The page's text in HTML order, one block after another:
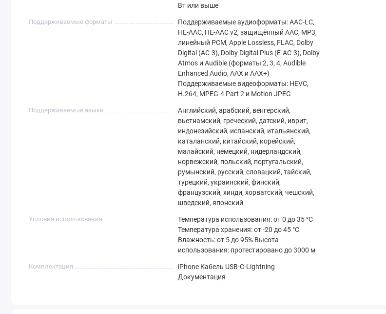
Вт или выше
Поддерживаемые форматы
Поддерживаемые аудиоформаты: AAC‑LC,
HE‑AAC, HE‑AAC v2, защищённый AAC, MP3,
линейный PCM, Apple Lossless, FLAC, Dolby
Digital (AC‑3), Dolby Digital Plus (E‑AC‑3), Dolby
Atmos и Audible (форматы 2, 3, 4, Audible
Enhanced Audio, AAX и AAX+)
Поддерживаемые видеоформаты: HEVC,
H.264, MPEG‑4 Part 2 и Motion JPEG
Поддерживаемые языки
Английский, арабский, венгерский,
вьетнамский, греческий, датский, иврит,
индонезийский, испанский, итальянский,
каталанский, китайский, корейский,
малайский, немецкий, нидерландский,
норвежский, польский, португальский,
румынский, русский, словацкий, тайский,
турецкий, украинский, финский,
французский, хинди, хорватский, чешский,
шведский, японский
Условия использования
Температура использования: от 0 до 35 °C
Температура хранения: от -20 до 45 °C
Влажность: от 5 до 95% Высота
использования: протестировано до 3000 м
Комплектация
iPhone Кабель USB-C-Lightning
Документация